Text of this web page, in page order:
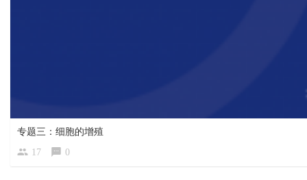
专题三：细胞的增殖
17
0